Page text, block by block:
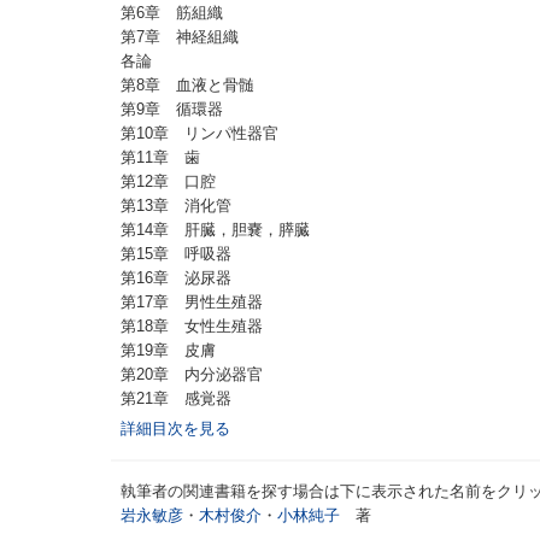
第6章 筋組織
第7章 神経組織
各論
第8章 血液と骨髄
第9章 循環器
第10章 リンパ性器官
第11章 歯
第12章 口腔
第13章 消化管
第14章 肝臓，胆嚢，膵臓
第15章 呼吸器
第16章 泌尿器
第17章 男性生殖器
第18章 女性生殖器
第19章 皮膚
第20章 内分泌器官
第21章 感覚器
詳細目次を見る
執筆者の関連書籍を探す場合は下に表示された名前をクリ
岩永敏彦 ・ 木村俊介 ・ 小林純子 著